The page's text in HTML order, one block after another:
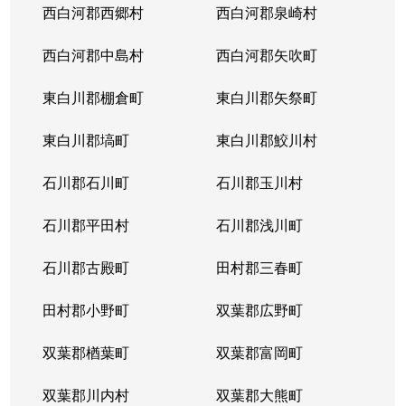
西白河郡西郷村 西白河郡泉崎村
西白河郡中島村 西白河郡矢吹町
東白川郡棚倉町 東白川郡矢祭町
東白川郡塙町 東白川郡鮫川村
石川郡石川町 石川郡玉川村
石川郡平田村 石川郡浅川町
石川郡古殿町 田村郡三春町
田村郡小野町 双葉郡広野町
双葉郡楢葉町 双葉郡富岡町
双葉郡川内村 双葉郡大熊町